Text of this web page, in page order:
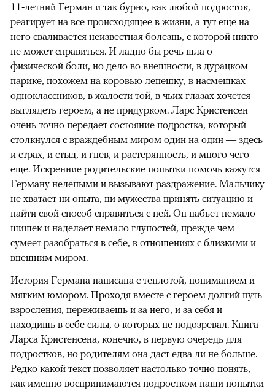
11-летний Герман и так бурно, как любой подросток,
реагирует на все происходящее в жизни, а тут еще на
него сваливается неизвестная болезнь, с которой никто
не может справиться. И ладно бы речь шла о
физической боли, но дело во внешности, в дурацком
парике, похожем на коровью лепешку, в насмешках
одноклассников, в жалости той, в чьих глазах хочется
выглядеть героем, а не придурком. Ларс Кристенсен
очень точно передает состояние подростка, который
столкнулся с враждебным миром один на один — здесь
и страх, и стыд, и гнев, и растерянность, и много чего
еще. Искренние родительские попытки помочь кажутся
Герману нелепыми и вызывают раздражение. Мальчику
не хватает ни опыта, ни мужества принять ситуацию и
найти свой способ справиться с ней. Он набьет немало
шишек и наделает немало глупостей, прежде чем
сумеет разобраться в себе, в отношениях с близкими и
внешним миром.
История Германа написана с теплотой, пониманием и
мягким юмором. Проходя вместе с героем долгий путь
взросления, переживаешь и за него, и за себя и
находишь в себе силы, о которых не подозревал. Книга
Ларса Кристенсена, конечно, в первую очередь для
подростков, но родителям она даст едва ли не больше.
Редко какой текст позволяет настолько точно понять,
как именно воспринимаются подростком наши попытки